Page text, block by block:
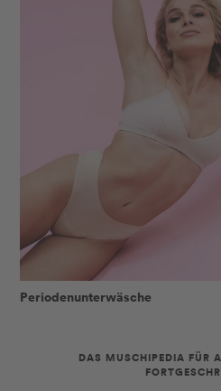
Periodenunterwäsche
DAS MUSCHIPEDIA FÜR